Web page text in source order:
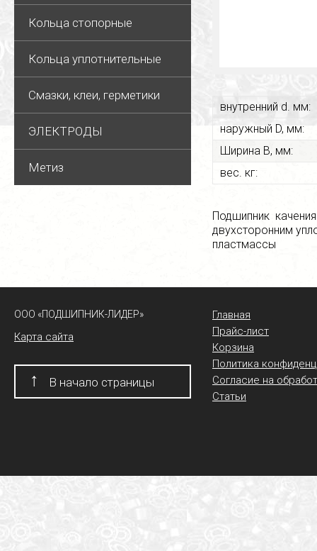
Кольца стопорные
Кольца уплотнительные
Смазки, клеи, герметики
ЭЛЕКТРОДЫ
Метиз
внутренний d. мм:
наружный D, мм:
Ширина В, мм:
вес. кг:
Подшипник
двухсторонним
пластмассы
ООО «ПОДШИПНИК-ЛИДЕР»
Карта сайта
↑ В начало страницы
Главная
Прайс-лист
Корзина
Политика
Согласие на
Статьи